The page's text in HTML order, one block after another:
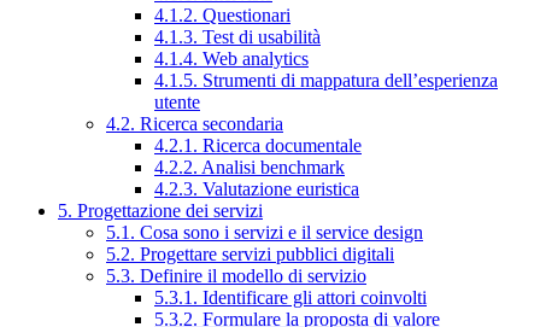
4.1.2. Questionari
4.1.3. Test di usabilità
4.1.4. Web analytics
4.1.5. Strumenti di mappatura dell’esperienza
utente
4.2. Ricerca secondaria
4.2.1. Ricerca documentale
4.2.2. Analisi benchmark
4.2.3. Valutazione euristica
5. Progettazione dei servizi
5.1. Cosa sono i servizi e il service design
5.2. Progettare servizi pubblici digitali
5.3. Definire il modello di servizio
5.3.1. Identificare gli attori coinvolti
5.3.2. Formulare la proposta di valore